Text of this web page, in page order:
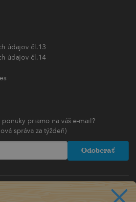
údajov čl.13
údajov čl.14
priamo na váš e-mail?
správa za týždeň)
Odoberať